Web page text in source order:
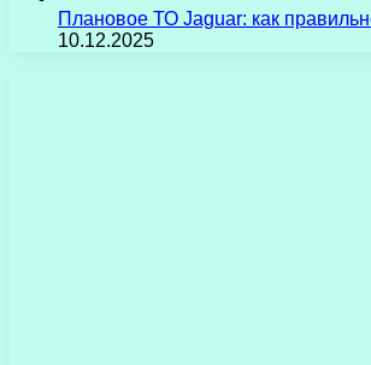
Плановое ТО Jaguar: как
10.12.2025